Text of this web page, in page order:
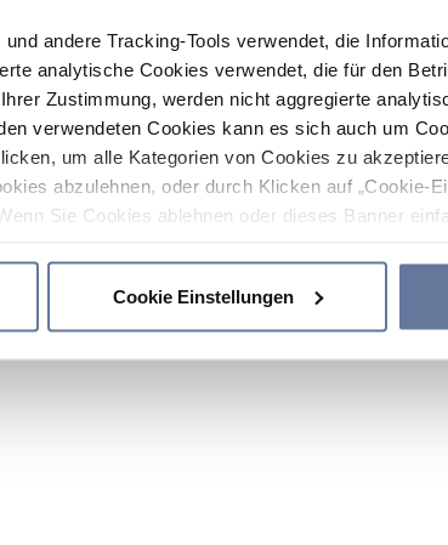
andere Tracking-Tools verwendet, die
analytische Cookies verwendet, die für den
Zustimmung, werden nicht aggregierte
verwendeten Cookies kann es sich auch um
um alle Kategorien von Cookies zu
abzulehnen, oder durch Klicken auf „Cookie-
Sie Cookies ablehnen oder dieses Banner
Cookie Einstellungen